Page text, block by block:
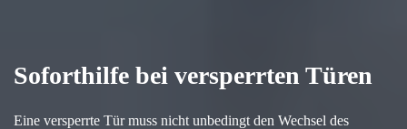
Soforthilfe bei versperrten Türen
Eine versperrte Tür muss nicht unbedingt den Wechsel des